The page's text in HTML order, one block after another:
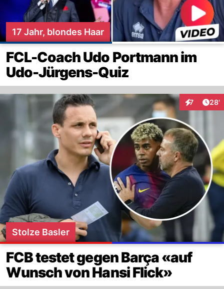
17 Jahr, blondes Haar
FCL-Coach Udo Portmann im
Udo-Jürgens-Quiz
7 28'
Stolze Basler
FCB testet gegen Barça «auf
Wunsch von Hansi Flick»